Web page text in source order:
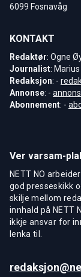
6099 Fosnavåg
KONTAKT
Redaktør: Ogne
Journalist:
Redaksjon: -
Annonse: -
Abonnement: -
Ver varsam-
NETT NO
god presseskikk
skilje mellom
innhald på NETT
ikkje ansvar for
lenka til.